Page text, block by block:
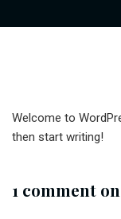
Welcome to
then start writing!
1 comment on